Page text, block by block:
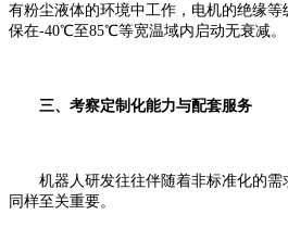
有粉尘液体的环境中工作，电机的绝缘
保在-40℃至85℃等宽温域内启动无衰减。
三、考察定制化能力与配套服务
机器人研发往往伴随着非标准化的需
同样至关重要。